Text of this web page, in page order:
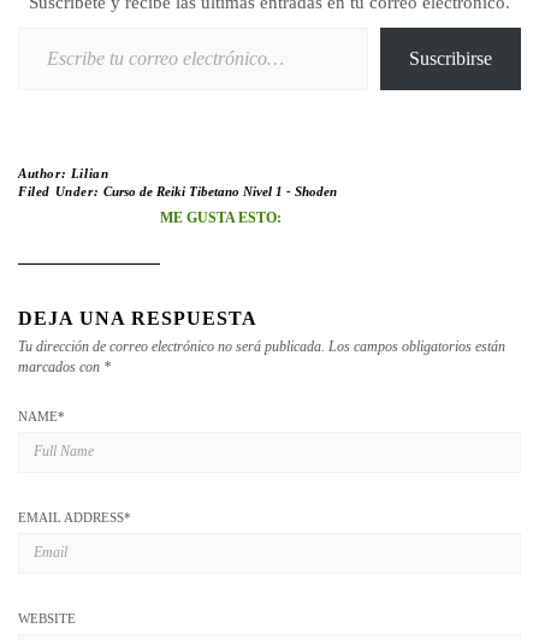
Suscribirse
Author: Lilian
Filed Under: Curso de Reiki Tibetano Nivel 1 - Shoden
ME GUSTA ESTO:
DEJA UNA RESPUESTA
Tu dirección de correo electrónico no será publicada. Los campos obligatorios están
marcados con *
NAME*
EMAIL ADDRESS*
WEBSITE